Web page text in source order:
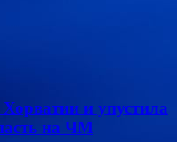
и упустила
на ЧМ